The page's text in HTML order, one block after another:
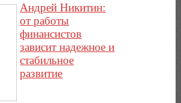
Андрей Никитин:
от работы
финансистов
зависит надежное и
стабильное
развитие